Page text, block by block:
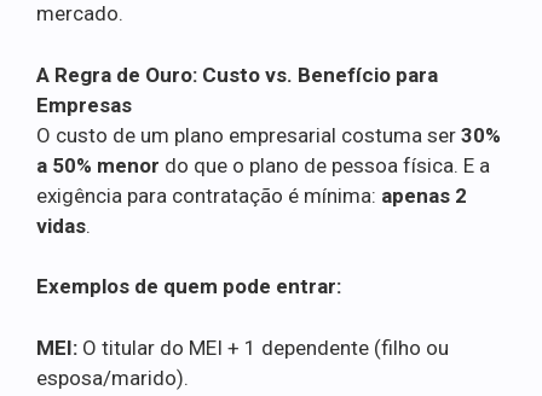
mercado.
A Regra de Ouro: Custo vs. Benefício para
Empresas
O custo de um plano empresarial costuma ser 30%
a 50% menor do que o plano de pessoa física. E a
exigência para contratação é mínima: apenas 2
vidas.
Exemplos de quem pode entrar:
MEI: O titular do MEI + 1 dependente (filho ou
esposa/marido).